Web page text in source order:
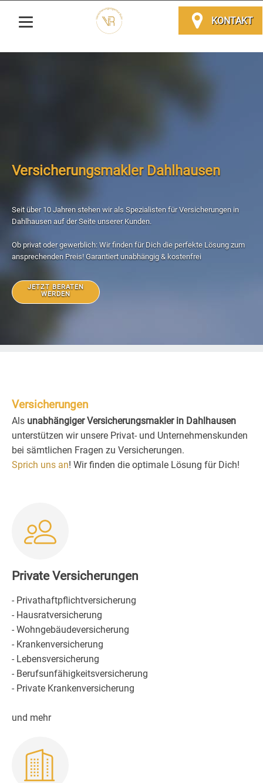
KONTAKT
Versicherungsmakler Dahlhausen
Seit über 10 Jahren stehen wir als Spezialisten für Versicherungen in
Dahlhausen auf der Seite unserer Kunden.
Ob privat oder gewerblich: Wir finden für Dich die perfekte Lösung zum
ansprechenden Preis! Garantiert unabhängig & kostenfrei
JETZT BERATEN
WERDEN
Versicherungen
Als unabhängiger Versicherungsmakler in Dahlhausen
unterstützen wir unsere Privat- und Unternehmenskunden
bei sämtlichen Fragen zu Versicherungen.
Sprich uns an! Wir finden die optimale Lösung für Dich!
Private Versicherungen
- Privathaftpflichtversicherung
- Hausratversicherung
- Wohngebäudeversicherung
- Krankenversicherung
- Lebensversicherung
- Berufsunfähigkeitsversicherung
- Private Krankenversicherung
und mehr